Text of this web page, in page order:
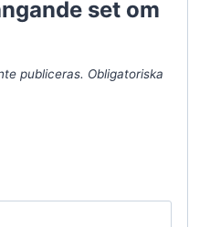
set om
publiceras. Obligatoriska